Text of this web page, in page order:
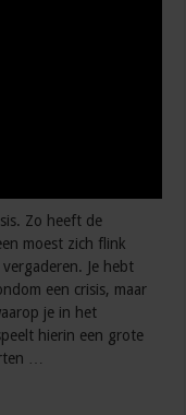
Zo heeft de
moest zich flink
Je hebt
een crisis, maar
je in het
hierin een grote
…